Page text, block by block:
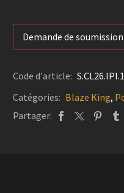
Demande de soumission
Code d'article:
Catégories: Blaze King,
Partager: